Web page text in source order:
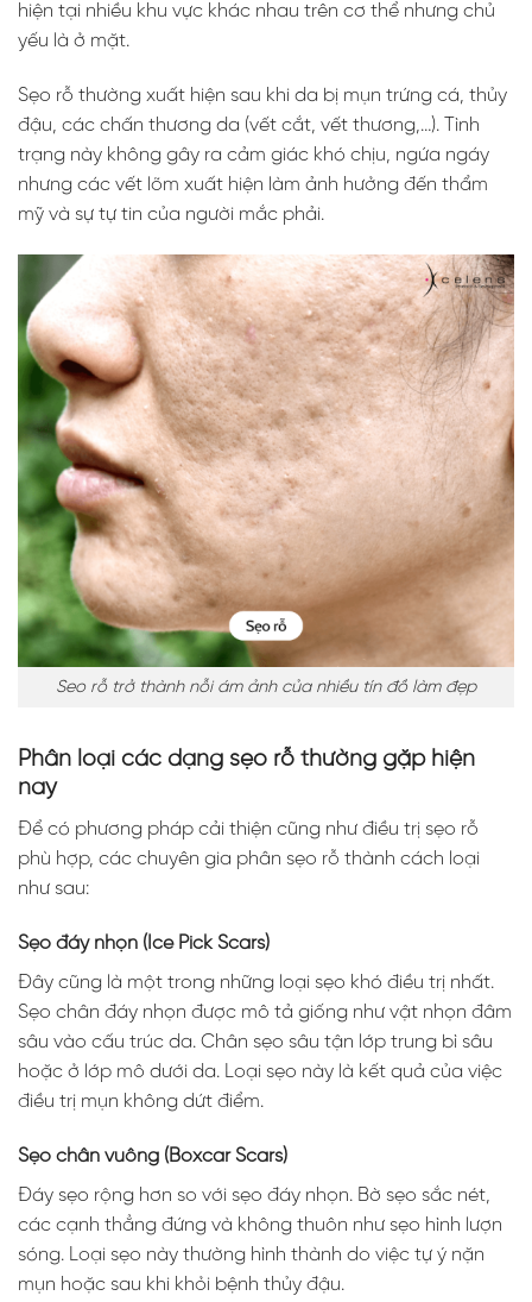
hiện tại nhiều khu vực khác nhau trên cơ thể nhưng chủ
yếu là ở mặt.
Sẹo rỗ thường xuất hiện sau khi da bị mụn trứng cá, thủy
đậu, các chấn thương da (vết cắt, vết thương,…). Tình
trạng này không gây ra cảm giác khó chịu, ngứa ngáy
nhưng các vết lõm xuất hiện làm ảnh hưởng đến thẩm
mỹ và sự tự tin của người mắc phải.
Seo rỗ trở thành nỗi ám ảnh của nhiều tín đồ làm đẹp
Phân loại các dạng sẹo rỗ thường gặp hiện
nay
Để có phương pháp cải thiện cũng như điều trị sẹo rỗ
phù hợp, các chuyên gia phân sẹo rỗ thành cách loại
như sau:
Sẹo đáy nhọn (Ice Pick Scars)
Đây cũng là một trong những loại sẹo khó điều trị nhất.
Sẹo chân đáy nhọn được mô tả giống như vật nhọn đâm
sâu vào cấu trúc da. Chân sẹo sâu tận lớp trung bì sâu
hoặc ở lớp mô dưới da. Loại sẹo này là kết quả của việc
điều trị mụn không dứt điểm.
Sẹo chân vuông (Boxcar Scars)
Đáy sẹo rộng hơn so với sẹo đáy nhọn. Bờ sẹo sắc nét,
các cạnh thẳng đứng và không thuôn như sẹo hình lượn
sóng. Loại sẹo này thường hình thành do việc tự ý nặn
mụn hoặc sau khi khỏi bệnh thủy đậu.